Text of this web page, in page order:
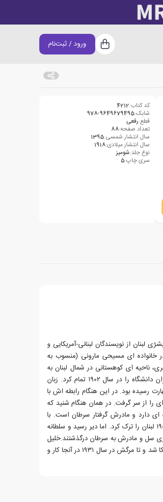
سبد خرید
ورود / ثبت‌نام
کد کتاب:4212
شابک:978-9649679495
قطع:رقعی
تعداد صفحه:88
سال انتشار شمسی:1395
سال انتشار میلادی:1918
نوع جلد:شومیز
سری چاپ:5
(۶ ژانویه ۱۸۸۳ - ۱۰ آوریل ۱۹۳۱) زاده بشرّی لبنان از نویسندگان لبنانی-آمریکایی و
است.او در ششم ژانویه سال ۱۸۸۳، در خانواده ای مسیحی مارونی (منسوب به
ناحیه ای کوهستانی در شمال لبنان به
دنیا آمد. مادرش زنی هنرمند بود که کامله نام داشت.جبران دانشگاه را در سال ۱۹۰۲ تمام کرد. زبان
رسیده بود. در این هنگام رابطه اش با
را از سر گرفت. در همان هنگام شنید که
دارد و مادرش گرفتار سرطان است. با
شنیدن خبر بیماری هولناک سلطانه، جبران در ماه مارس ۱۹۰۲ لبنان را ترک کرد. اما دیر رسید و سلطانه
سل و مادرش به سرطان درگذشتند.خلیل
جبران بعد از پایان تحصیلاتش در فرانسه دوباره وارد آمریکا شد و تا مرگش در سال ۱۹۳۱ در آنجا کار و